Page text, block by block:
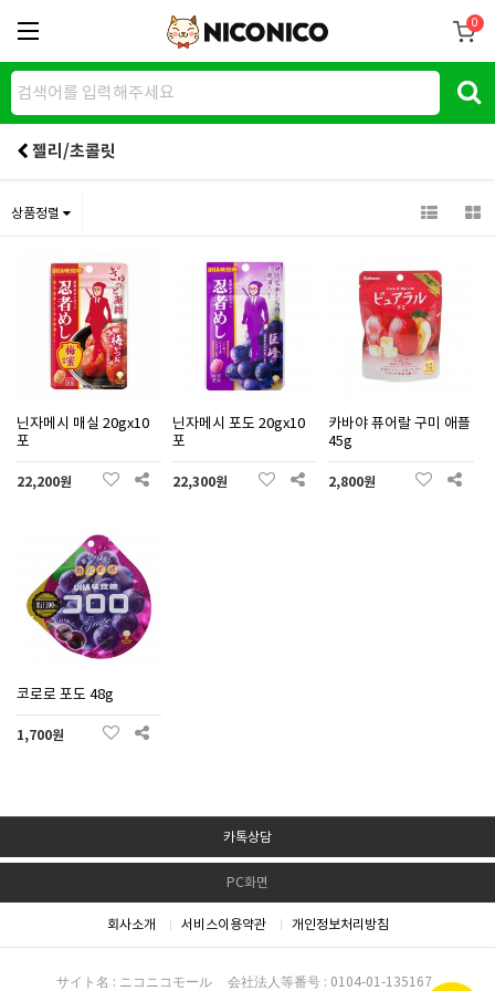
0
젤리/초콜릿
상품정렬
닌자메시 매실 20gx10
포
22,200원
닌자메시 포도 20gx10
포
22,300원
카바야 퓨어랄 구미 애플
45g
2,800원
코로로 포도 48g
1,700원
카톡상담
PC화면
회사소개 서비스이용약관 개인정보처리방침
サイト名 : ニコニコモール 会社法人等番号 : 0104-01-135167